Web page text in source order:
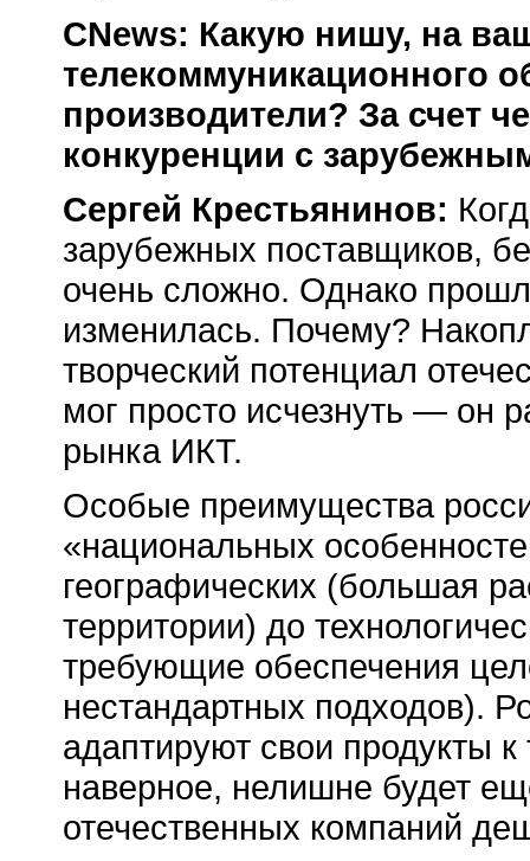
CNews: Какую нишу, на
телекоммуникационного
производители? За счет
конкуренции с
Сергей Крестьянинов:
зарубежных поставщиков,
очень сложно. Однако
изменилась. Почему?
творческий потенциал
мог просто исчезнуть — он
рынка ИКТ.
Особые преимущества
«национальных
географических (большая
территории) до
требующие обеспечения
нестандартных подходов).
адаптируют свои продукты
наверное, нелишне будет
отечественных компаний